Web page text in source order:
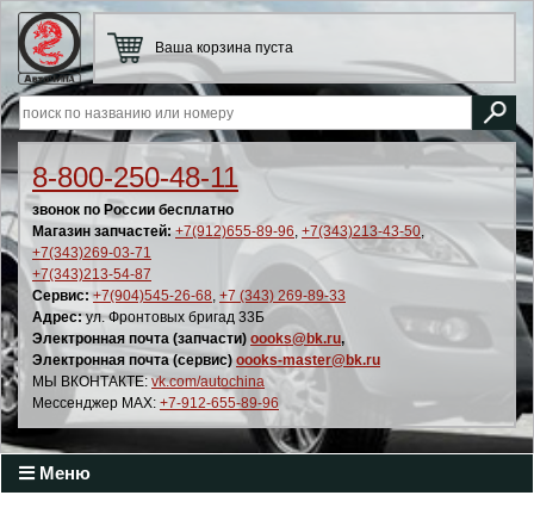
8-800-250-48-11
звонок по России бесплатно
Магазин запчастей: +7(912)655-89-96, +7(343)213-43-50,
+7(343)269-03-71
+7(343)213-54-87
Сервис: +7(904)545-26-68, +7 (343) 269-89-33
Адрес:ул. Фронтовых бригад 33Б
Электронная почта (запчасти) oooks@bk.ru,
Электронная почта (сервис) oooks-master@bk.ru
МЫ ВКОНТАКТЕ: vk.com/autochina
Мессенджер MAX: +7-912-655-89-96
Ваша корзина пуста
Меню